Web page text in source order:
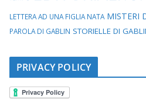
LETTERA AD UNA FIGLIA NATA MISTERI
PAROLA DI GABLIN STORIELLE DI
PRIVACY POLICY